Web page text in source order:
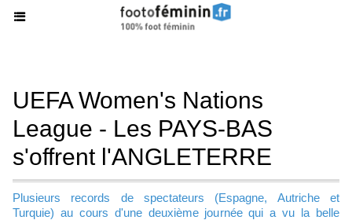
UEFA Women's Nations
League - Les PAYS-BAS
s'offrent l'ANGLETERRE
Plusieurs records de spectateurs (Espagne, Autriche et
Turquie) au cours d'une deuxième journée qui a vu la belle